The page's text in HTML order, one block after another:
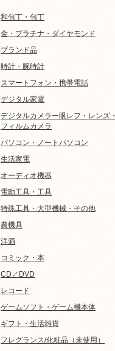
和包丁・包丁
金・プラチナ・ダイヤモンド
ブランド品
時計・腕時計
スマートフォン・携帯電話
デジタル家電
デジタルカメラ一眼レフ・レンズ・
フィルムカメラ
パソコン・ノートパソコン
生活家電
オーディオ機器
電動工具・工具
特殊工具・大型機械・その他
農機具
洋酒
コミック・本
CD／DVD
レコード
ゲームソフト・ゲーム機本体
ギフト・生活雑貨
フレグランス/化粧品（未使用）